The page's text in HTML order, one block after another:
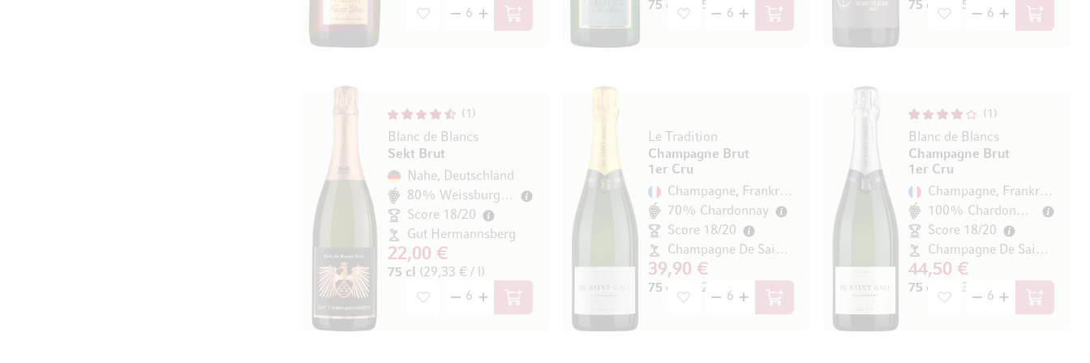
In den Warenkorb
75 cl (66,53 € / l)
In den Warenkorb
75 cl (26,53 € / l)
In den
1
Blanc de Blancs
Sekt Brut
Nahe, Deutschland
80% Weissburgunder
Score 18/20
Gut Hermannsberg
22,00 €
75 cl (29,33 € / l)
In den Warenkorb
Le Tradition
Champagne Brut
1er Cru
Champagne, Frankreich
70% Chardonnay
Score 18/20
Champagne De Saint-Gall
39,90 €
75 cl (53,20 € / l)
In den Warenkorb
1
Blanc de Blancs
Champagne Brut
1er Cru
Champagne, Frankreich
100% Chardonnay
Score 18/20
Champagne De Saint-Gall
44,50 €
75 cl (59,33 € / l)
In den